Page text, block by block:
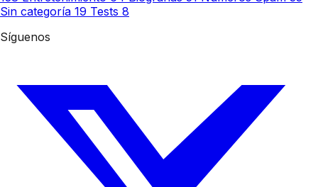
Sin categoría 19 Tests 8
Síguenos